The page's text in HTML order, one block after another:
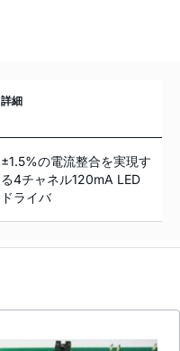
詳細
±1.5%の電流整合を実現す
る4チャネル120mA LED
ドライバ